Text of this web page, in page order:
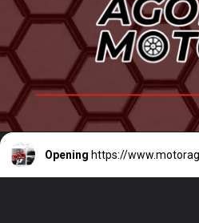
Opening https://